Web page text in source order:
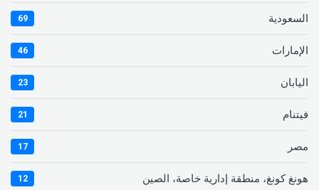
السعودية 69
الإمارات 46
اليابان 23
فيتنام 21
مصر 17
هونغ كونغ، منطقة إدارية خاصة، الصين 12